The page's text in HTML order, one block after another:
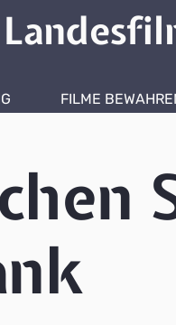
FILME